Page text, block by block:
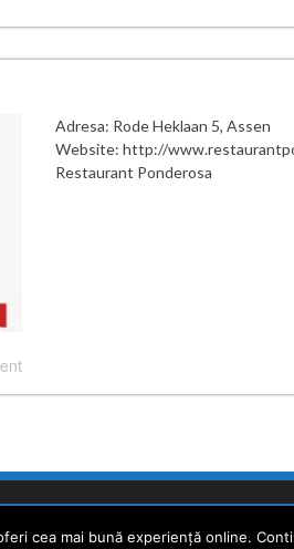
Adresa: Rode Heklaan 5, Assen
Website: http://
Restaurant Ponderosa
cea mai bună experiență online.